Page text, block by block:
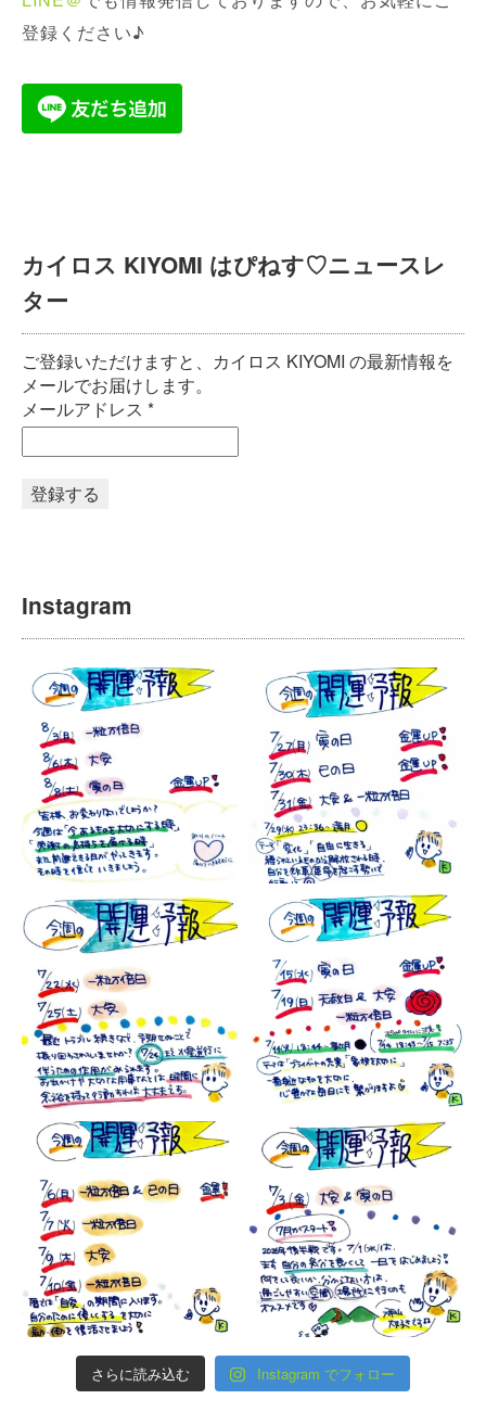
登録ください♪
カイロス KIYOMI はぴねす♡ニュースレ
ター
ご登録いただけますと、カイロス KIYOMI の最新情報を
メールでお届けします。
メールアドレス *
Instagram
さらに読み込む Instagram でフォロー